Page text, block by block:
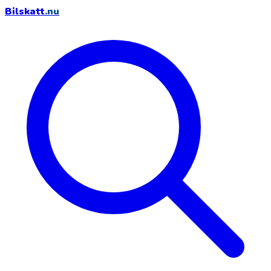
Bilskatt.nu